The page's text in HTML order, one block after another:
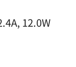
12.0W